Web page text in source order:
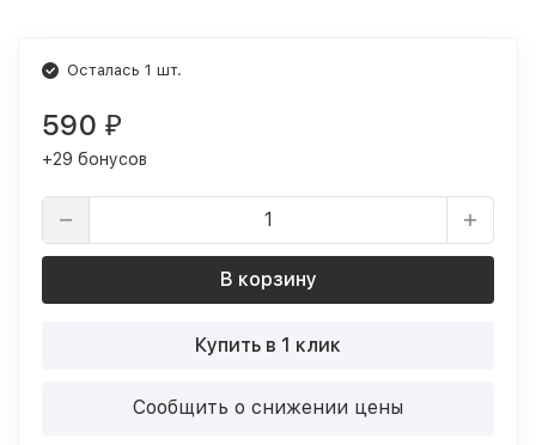
Осталась 1 шт.
590 ₽
+29 бонусов
В корзину
Купить в 1 клик
Сообщить о снижении цены